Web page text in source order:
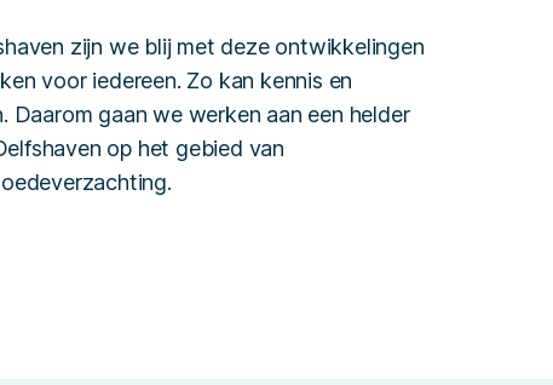
zijn we blij met deze ontwikkelingen
voor iedereen. Zo kan kennis en
Daarom gaan we werken aan een helder
op het gebied van